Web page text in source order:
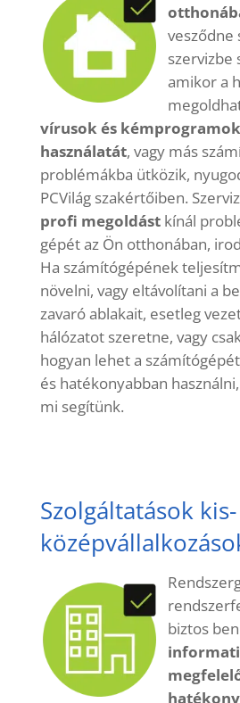
vesződne
szervizbe
amikor a
vírusok és
használatát, vagy más
problémákba ütközik,
PCVilág szakértőiben.
profi megoldástkínál
gépét az Ön otthonában,
Ha számítógépének
növelni, vagy eltávolítani a
zavaró ablakait, esetleg
hálózatot szeretne, vagy
hogyan lehet a
és hatékonyabban
mi segítünk.
Szolgáltatások
biztos